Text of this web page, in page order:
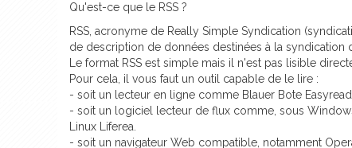
Qu'est-ce que le RSS ?
RSS, acronyme de Really Simple Syndication
de description de données destinées à la syndication
Le format RSS est simple mais il n'est pas lisible
Pour cela, il vous faut un outil capable de le lire :
- soit un lecteur en ligne comme Blauer Bote
- soit un logiciel lecteur de flux comme, sous
Linux Liferea.
- soit un navigateur Web compatible, notamment